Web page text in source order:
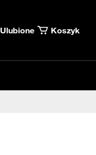
Ulubione Koszyk